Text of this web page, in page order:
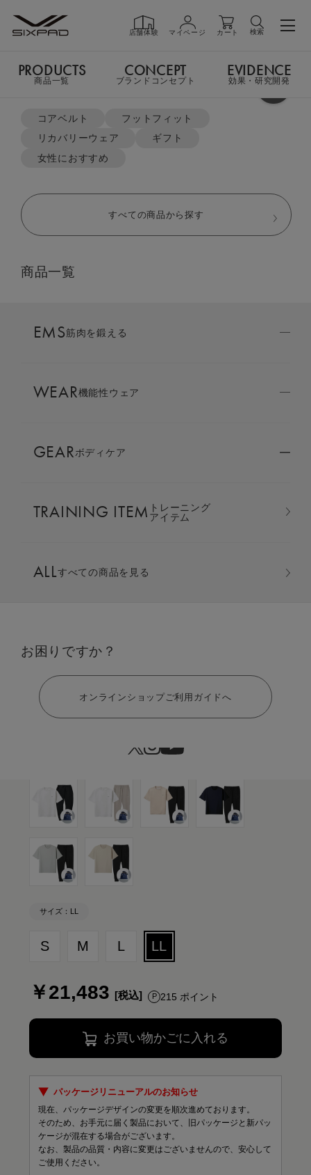
店舗体験 マイページ カート 検索
PRODUCTS商品一覧
GIFT ギフト
LIVE SHOPPING
AMBASSADOR
SIXPAD APP
COLUMN
LARGE ORDER ⼤⼝注⽂窓⼝
MULTI EMS
よく検索されているキーワード
コアベルト
フットフィット
リカバリーウェア
ギフト
女性におすすめ
すべての商品から探す
商品一覧
EMS筋肉を鍛える
WEAR機能性ウェア
GEARボディケア
TRAINING ITEM トレーニング
アイテム
ALLすべての商品を見る
お困りですか？
オンラインショップご利用ガイドへ
PRODUCTS
商品一覧
CONCEPT
ブランドコンセプト
EVIDENCE
効果・研究開発
オーバーサイズTシャツ＆ジョガーパンツセット
オーバーサイズTシャツ ＆ ジ
サイズ：LL
S M L LL
￥21,483 215 ポイント
お買い物かごに入れる
パッケージリニューアルのお知らせ
現在、パッケージデザインの変更を順次進めております。
そのため、お手元に届く製品において、旧パッケージと新パッ
ケージが混在する場合がございます。
なお、製品の品質・内容に変更はございませんので、安心して
ご使用ください。